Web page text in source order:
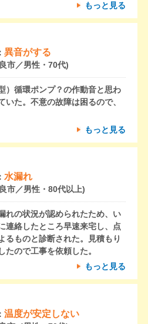
もっと見る
異音がする
市／男性・70代)
）循環ポンプ？の作動音と思わ
いた。不意の故障は困るので、
もっと見る
水漏れ
市／男性・80代以上)
れの状況が認められたため、い
連絡したところ早速来宅し、点
るものと診断された。見積もり
たので工事を依頼した。
もっと見る
温度が安定しない